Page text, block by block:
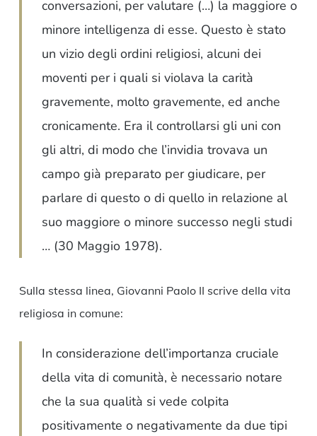
conversazioni, per valutare (…) la maggiore o
minore intelligenza di esse. Questo è stato
un vizio degli ordini religiosi, alcuni dei
moventi per i quali si violava la carità
gravemente, molto gravemente, ed anche
cronicamente. Era il controllarsi gli uni con
gli altri, di modo che l’invidia trovava un
campo già preparato per giudicare, per
parlare di questo o di quello in relazione al
suo maggiore o minore successo negli studi
… (30 Maggio 1978).
Sulla stessa linea, Giovanni Paolo II scrive della vita
religiosa in comune:
In considerazione dell’importanza cruciale
della vita di comunità, è necessario notare
che la sua qualità si vede colpita
positivamente o negativamente da due tipi